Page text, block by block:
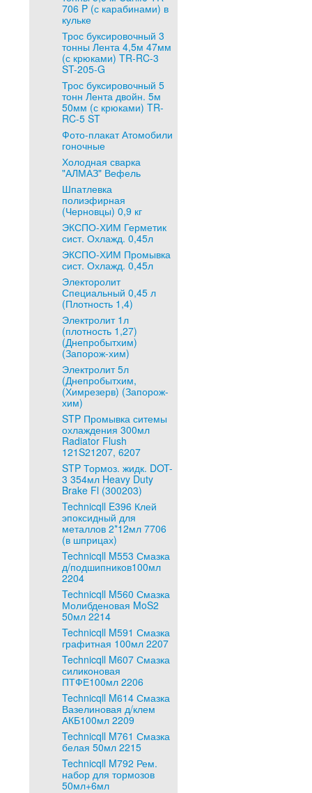
706 P (с карабинами) в
кульке
Трос буксировочный 3
тонны Лента 4,5м 47мм
(с крюками) TR-RC-3
ST-205-G
Трос буксировочный 5
тонн Лента двойн. 5м
50мм (с крюками) TR-
RC-5 ST
Фото-плакат Атомобили
гоночные
Холодная сварка
"АЛМАЗ" Вефель
Шпатлевка
полиэфирная
(Черновцы) 0,9 кг
ЭКСПО-ХИМ Герметик
сист. Охлажд. 0,45л
ЭКСПО-ХИМ Промывка
сист. Охлажд. 0,45л
Электоролит
Специальный 0,45 л
(Плотность 1,4)
Электролит 1л
(плотность 1,27)
(Днепробытхим)
(Запорож-хим)
Электролит 5л
(Днепробытхим,
(Химрезерв) (Запорож-
хим)
STP Промывка ситемы
охлаждения 300мл
Radiator Flush
121S21207, 6207
STP Тормоз. жидк. DOT-
3 354мл Heavy Duty
Brake Fl (300203)
Technicqll E396 Клей
эпоксидный для
металлов 2*12мл 7706
(в шприцах)
Technicqll M553 Смазка
д/подшипников100мл
2204
Technicqll M560 Смазка
Молибденовая MoS2
50мл 2214
Technicqll M591 Смазка
графитная 100мл 2207
Technicqll M607 Смазка
силиконовая
ПТФЕ100мл 2206
Technicqll M614 Смазка
Вазелиновая д/клем
АКБ100мл 2209
Technicqll M761 Смазка
белая 50мл 2215
Technicqll M792 Рем.
набор для тормозов
50мл+6мл